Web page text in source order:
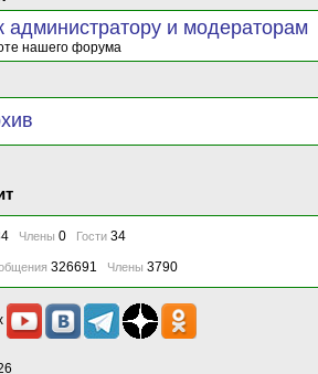
администратору и модераторам
нашего форума
Члены 0 Гости 34
326691 Члены 3790